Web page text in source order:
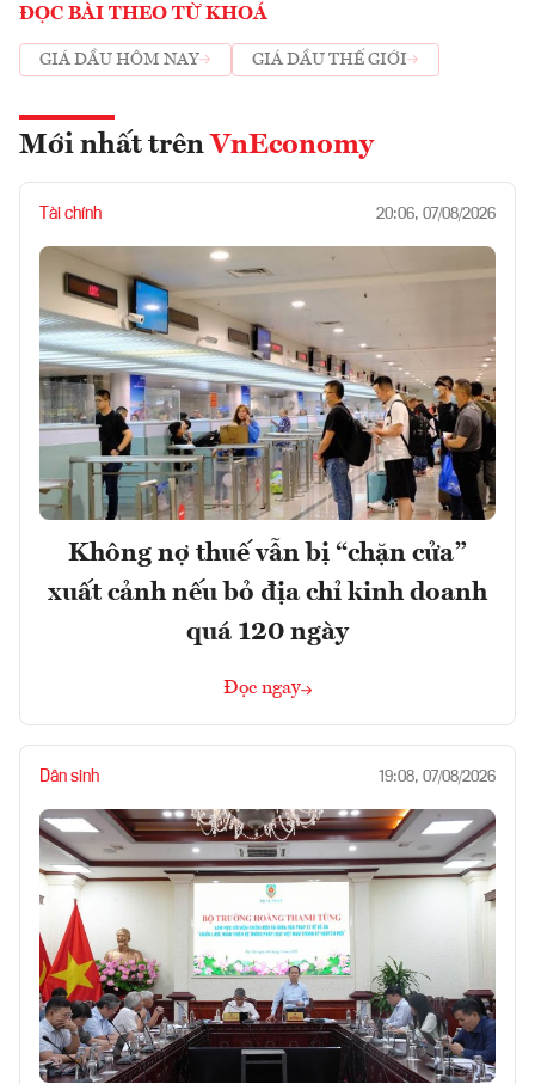
ĐỌC BÀI THEO TỪ KHOÁ
GIÁ DẦU HÔM NAY GIÁ DẦU THẾ GIỚI
Mới nhất trên VnEconomy
Tài chính 20:06, 07/08/2026
Không nợ thuế vẫn bị “chặn cửa”
xuất cảnh nếu bỏ địa chỉ kinh doanh
quá 120 ngày
Đọc ngay
Dân sinh 19:08, 07/08/2026